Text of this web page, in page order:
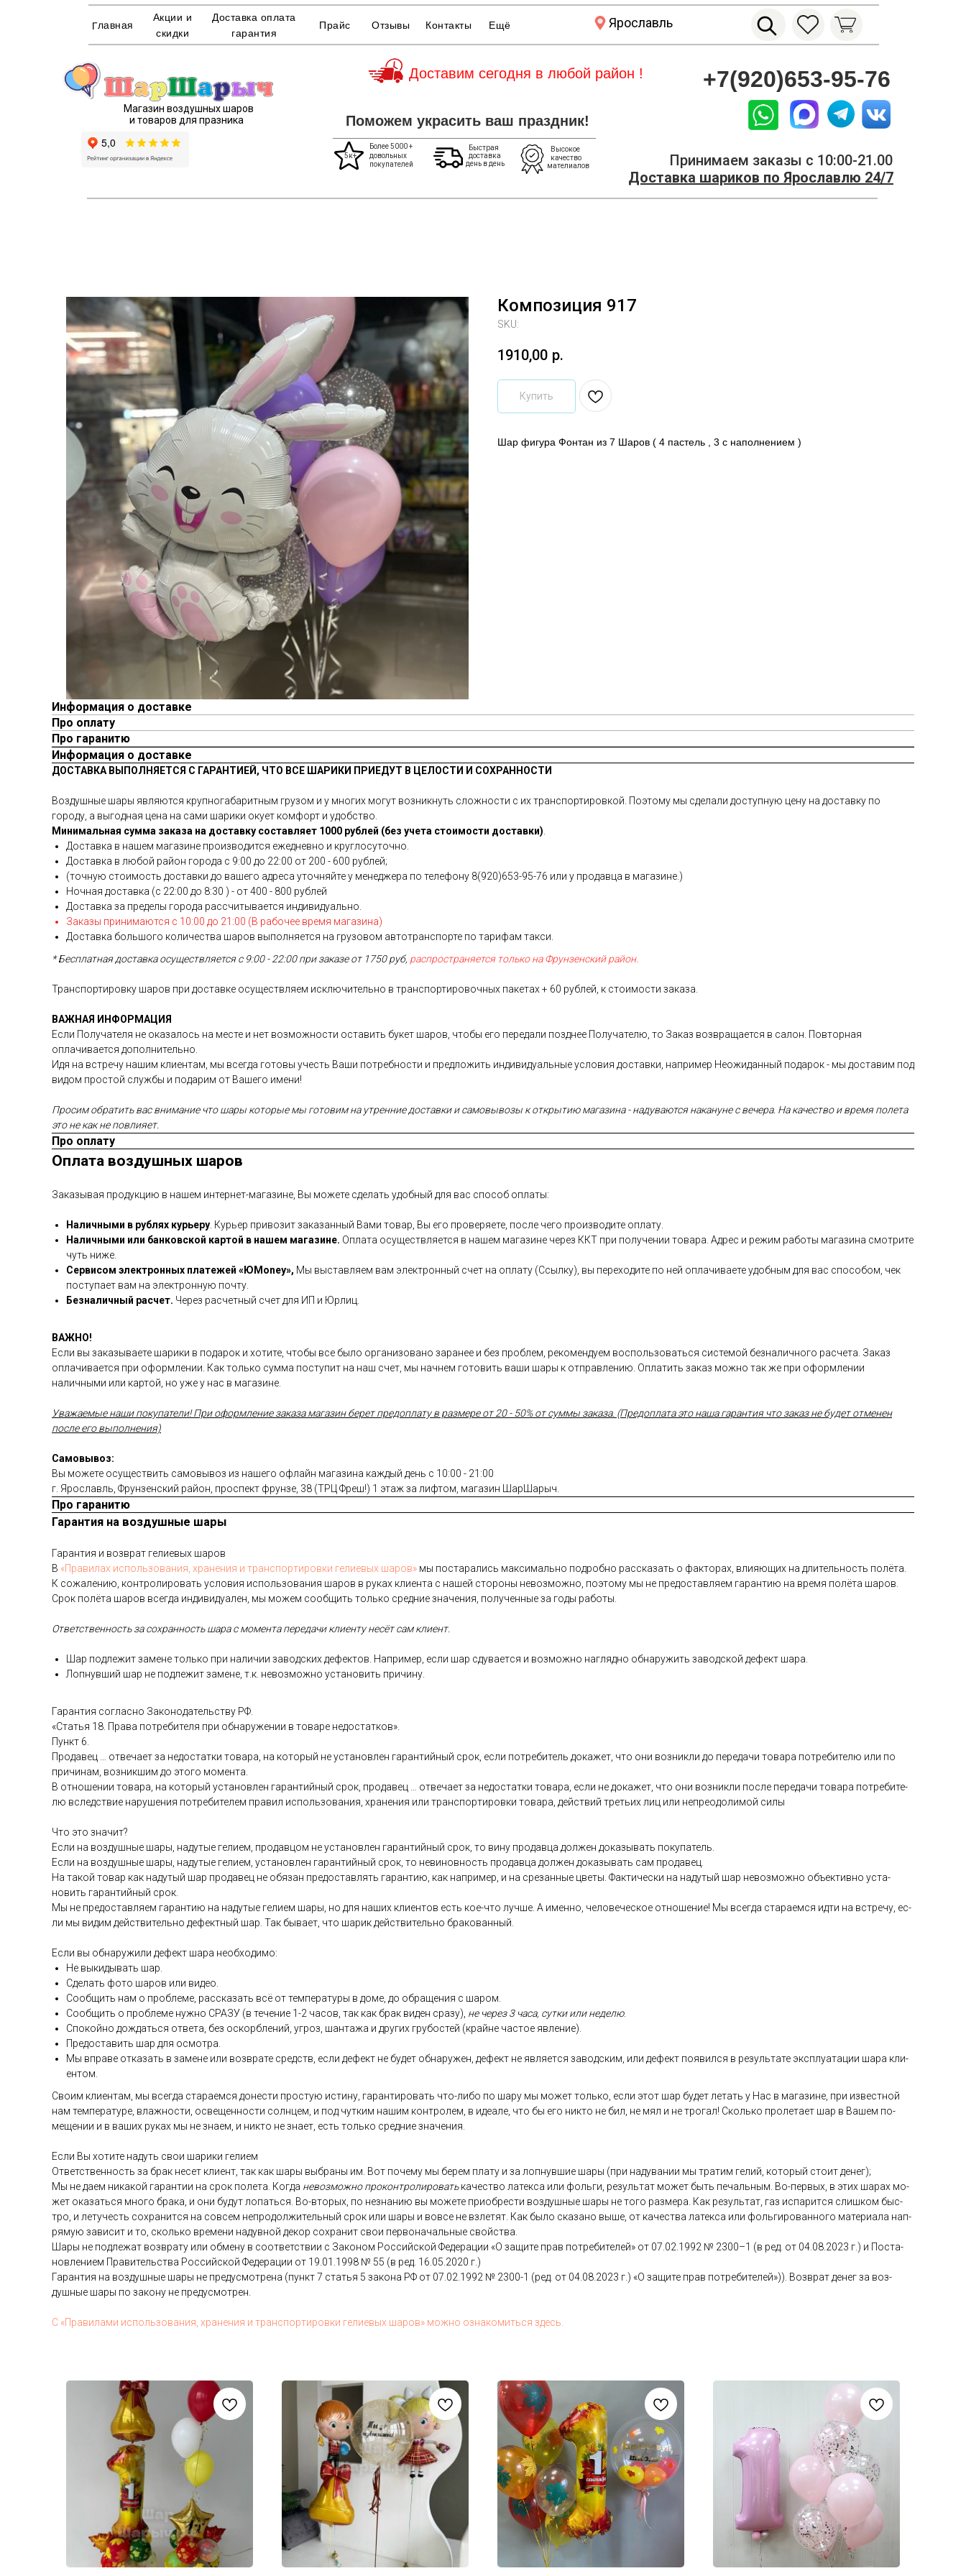
Главная Прайс
Доставка оплата
гарантия
Отзывы Контакты
Акции и
скидки
Ярославль
Ещё
+7(920)653-95-76
Принимаем заказы с 10:00-21.00
Доставка шариков по Ярославлю 24/7
Магазин воздушных шаров
и товаров для празника
довольных
5к+
покупателей
Быстрая
доставка
Более 5000 +
Высокое
качество
Поможем украсить ваш праздник!
мателиалов
день в день
Доставим сегодня в любой район !
Композиция 917
SKU:
1910,00 р.
Купить
Шар фигура Фонтан из 7 Шаров ( 4 пастель , 3 с наполнением )
Информация о доставке
Про оплату
Про гаранитю
Информация о доставке
ДОСТАВКА ВЫПОЛНЯЕТСЯ С ГАРАНТИЕЙ, ЧТО ВСЕ ШАРИКИ ПРИЕДУТ В ЦЕЛОСТИ И СОХРАННОСТИ
Воздушные шары являются крупногабаритным грузом и у многих могут возникнуть сложности с их транспортировкой. Поэтому мы сделали доступную цену на доставку по
городу, а выгодная цена на сами шарики окует комфорт и удобство.
Минимальная сумма заказа на доставку составляет 1000 рублей (без учета стоимости доставки)
Доставка в нашем магазине производится ежедневно и круглосуточно.
Доставка в любой район города c 9:00 до 22:00 от 200 - 600 рублей;
(точную стоимость доставки до вашего адреса уточняйте у менеджера по телефону 8(920)653-95-76 или у продавца в магазине.)
Ночная доставка (с 22:00 до 8:30 ) - от 400 - 800 рублей
Доставка за пределы города рассчитывается индивидуально.
Заказы принимаются с 10:00 до 21:00 (В рабочее время магазина)
Доставка большого количества шаров выполняется на грузовом автотранспорте по тарифам такси.
* Бесплатная доставка осуществляется с 9:00 - 22:00 при заказе от 1750 руб, распространяется только на Фрунзенский район.
Транспортировку шаров при доставке осуществляем исключительно в транспортировочных пакетах + 60 рублей, к стоимости заказа.
ВАЖНАЯ ИНФОРМАЦИЯ
Если Получателя не оказалось на месте и нет возможности оставить букет шаров, чтобы его передали позднее Получателю, то Заказ возвращается в салон. Повторная
оплачивается дополнительно.
Идя на встречу нашим клиентам, мы всегда готовы учесть Ваши потребности и предложить индивидуальные условия доставки, например Неожиданный подарок - мы доставим под
видом простой службы и подарим от Вашего имени!
Просим обратить вас внимание что шары которые мы готовим на утренние доставки и самовывозы к открытию магазина - надуваются накануне с вечера. На качество и время полета
это не как не повлияет.
Про оплату
Оплата воздушных шаров
Заказывая продукцию в нашем интернет-магазине, Вы можете сделать удобный для вас способ оплаты:
Наличными в рублях курьеру . Курьер привозит заказанный Вами товар, Вы его проверяете, после чего производите оплату.
Наличными или банковской картой в нашем магазине. Оплата осуществляется в нашем магазине через ККТ при получении товара. Адрес и режим работы магазина смотрите
чуть ниже.
Сервисом электронных платежей «ЮMoney», Мы выставляем вам электронный счет на оплату (Ссылку), вы переходите по ней оплачиваете удобным для вас способом, чек
поступает вам на электронную почту.
Безналичный расчет. Через расчетный счет для ИП и Юрлиц.
ВАЖНО!
Если вы заказываете шарики в подарок и хотите, чтобы все было организовано заранее и без проблем, рекомендуем воспользоваться системой безналичного расчета. Заказ
оплачивается при оформлении. Как только сумма поступит на наш счет, мы начнем готовить ваши шары к отправлению. Оплатить заказ можно так же при оформлении
наличными или картой, но уже у нас в магазине.
Уважаемые наши покупатели! При оформление заказа магазин берет предоплату в размере от 20 - 50% от суммы заказа. (Предоплата это наша гарантия что заказ не будет отменен
после его выполнения)
Самовывоз:
Вы можете осуществить самовывоз из нашего офлайн магазина каждый день с 10:00 - 21:00
г. Ярославль, Фрунзенский район, проспект фрунзе, 38 (ТРЦ Фреш!) 1 этаж за лифтом, магазин ШарШарыч.
Про гаранитю
Гарантия на воздушные шары
Га­ран­тия и воз­врат ге­ли­евых ша­ров
В «Пра­ви­лах ис­поль­зо­ва­ния, хра­не­ния и тран­спор­ти­ров­ки ге­ли­евых ша­ров» мы пос­та­рались мак­си­маль­но под­робно рас­ска­зать о фак­то­рах, вли­яющих на дли­тель­ность по­лёта.
К со­жале­нию, кон­тро­лиро­вать ус­ло­вия ис­поль­зо­вания ша­ров в ру­ках кли­ен­та с на­шей сто­роны не­воз­можно, по­это­му мы не пре­дос­тавля­ем га­ран­тию на вре­мя по­лёта ша­ров.
Срок по­лёта ша­ров всег­да ин­ди­виду­ален, мы мо­жем со­об­щить толь­ко сред­ние зна­чения, по­лучен­ные за го­ды ра­боты.
От­ветс­твен­ность за сох­ранность ша­ра с мо­мен­та пе­реда­чи кли­ен­ту не­сёт сам кли­ент.
Шар под­ле­жит за­мене толь­ко при на­личии за­вод­ских де­фек­тов. Нап­ри­мер, ес­ли шар сду­ва­ет­ся и воз­можно наг­лядно об­на­ружить за­вод­ской де­фект ша­ра.
Лоп­нувший шар не под­ле­жит за­мене, т.к. не­воз­можно ус­та­новить при­чину.
Га­ран­тия сог­ласно За­коно­датель­ству РФ.
«Статья 18. Пра­ва пот­ре­бите­ля при об­на­руже­нии в то­варе не­дос­татков».
Пункт 6.
Про­давец … от­ве­ча­ет за не­дос­татки то­вара, на ко­торый не ус­та­нов­лен га­ран­тий­ный срок, ес­ли пот­ре­битель до­кажет, что они воз­никли до пе­реда­чи то­вара пот­ре­бите­лю или по
при­чинам, воз­никшим до это­го мо­мен­та.
В от­но­шении то­вара, на ко­торый ус­та­нов­лен га­ран­тий­ный срок, про­давец … от­ве­ча­ет за не­дос­татки то­вара, ес­ли не до­кажет, что они воз­никли пос­ле пе­реда­чи то­вара пот­ре­бите­
лю вследс­твие на­руше­ния пот­ре­бите­лем пра­вил ис­поль­зо­вания, хра­нения или тран­спор­ти­ров­ки то­вара, дей­ствий треть­их лиц или неп­ре­одо­лимой си­лы
Что это зна­чит?
Ес­ли на воз­душные ша­ры, на­дутые ге­ли­ем, про­дав­цом не ус­та­нов­лен га­ран­тий­ный срок, то ви­ну про­дав­ца дол­жен до­казы­вать по­купа­тель.
Ес­ли на воз­душные ша­ры, на­дутые ге­ли­ем, ус­та­нов­лен га­ран­тий­ный срок, то не­винов­ность про­дав­ца дол­жен до­казы­вать сам про­давец.
На та­кой то­вар как на­дутый шар про­давец не обя­зан пре­дос­тавлять га­ран­тию, как нап­ри­мер, и на сре­зан­ные цве­ты. Фак­ти­чес­ки на на­дутый шар не­воз­можно объ­ек­тивно ус­та­
новить га­ран­тий­ный срок.
Мы не пре­дос­тавля­ем га­ран­тию на на­дутые ге­ли­ем ша­ры, но для на­ших кли­ен­тов есть кое-что луч­ше. А имен­но, че­лове­чес­кое от­но­шение! Мы всег­да ста­ра­ем­ся ид­ти на встре­чу, ес­
ли мы ви­дим дей­стви­тель­но де­фек­тный шар. Так бы­ва­ет, что ша­рик дей­стви­тель­но бра­кован­ный.
Ес­ли вы об­на­ружи­ли де­фект ша­ра не­об­хо­димо:
Не вы­киды­вать шар.
Сде­лать фо­то ша­ров или ви­део.
Со­об­щить нам о проб­ле­ме, рас­ска­зать всё от тем­пе­рату­ры в до­ме, до об­ра­щения с ша­ром.
Со­об­щить о проб­ле­ме нуж­но СРА­ЗУ (в те­чение 1-2 ча­сов, так как брак ви­ден сра­зу), не че­рез 3 ча­са, сут­ки или не­делю.
Спо­кой­но дож­дать­ся от­ве­та, без ос­кор­бле­ний, уг­роз, шан­та­жа и дру­гих гру­бос­тей (край­не час­тое яв­ле­ние).
Пре­дос­та­вить шар для ос­мотра.
Мы впра­ве от­ка­зать в за­мене или воз­вра­те средств, ес­ли де­фект не бу­дет об­на­ружен, де­фект не яв­ля­ет­ся за­вод­ским, или де­фект по­явил­ся в ре­зуль­та­те экс­плу­ата­ции ша­ра кли­
ен­том.
Сво­им кли­ен­там, мы всег­да ста­ра­ем­ся до­нес­ти прос­тую ис­ти­ну, га­ран­ти­ровать что-ли­бо по ша­ру мы мо­жет толь­ко, ес­ли этот шар бу­дет ле­тать у Нас в ма­гази­не, при из­вес­тной
нам тем­пе­рату­ре, влаж­ности, ос­ве­щен­ности сол­нцем, и под чут­ким на­шим кон­тро­лем, в иде­але, что бы его ник­то не бил, не мял и не тро­гал! Сколь­ко про­лета­ет шар в Ва­шем по­
меще­нии и в ва­ших ру­ках мы не зна­ем, и ник­то не зна­ет, есть толь­ко сред­ние зна­чения.
Ес­ли Вы хо­тите на­дуть свои ша­рики ге­ли­ем
От­ветс­твен­ность за брак не­сет кли­ент, так как ша­ры выб­ра­ны им. Вот по­чему мы бе­рем пла­ту и за лоп­нувшие ша­ры (при на­дува­нии мы тра­тим ге­лий, ко­торый сто­ит де­нег);
Мы не да­ем ни­какой га­ран­тии на срок по­лета. Ког­да не­воз­можно про­кон­тро­лиро­ватька­чес­тво ла­тек­са или фоль­ги, ре­зуль­тат мо­жет быть пе­чаль­ным. Во-пер­вых, в этих ша­рах мо­
жет ока­зать­ся мно­го бра­ка, и они бу­дут ло­пать­ся. Во-вто­рых, по нез­на­нию вы мо­жете при­об­рести воз­душные ша­ры не то­го раз­ме­ра. Как ре­зуль­тат, газ ис­па­рит­ся слиш­ком быс­
тро, и ле­тучесть сох­ра­нит­ся на сов­сем неп­ро­дол­жи­тель­ный срок или ша­ры и вов­се не взле­тят. Как бы­ло ска­зано вы­ше, от ка­чес­тва ла­тек­са или фоль­ги­рован­но­го ма­тери­ала нап­
ря­мую за­висит и то, сколь­ко вре­мени на­дув­ной де­кор сох­ра­нит свои пер­во­началь­ные свой­ства.
Ша­ры не под­ле­жат воз­вра­ту или об­ме­ну в со­от­ветс­твии с За­коном Рос­сий­ской Фе­дера­ции «О за­щите прав пот­ре­бите­лей» от 07.02.1992 № 2300–1 (в ред. от 04.08.2023 г.) и Пос­та­
нов­ле­ни­ем Пра­витель­ства Рос­сий­ской Фе­дера­ции от 19.01.1998 № 55 (в ред. 16.05.2020 г.)
Га­ран­тия на воз­душные ша­ры не пре­дус­мотре­на (пункт 7 статья 5 за­кона РФ от 07.02.1992 № 2300-1 (ред. от 04.08.2023 г.) «О за­щите прав пот­ре­бите­лей»)). Воз­врат де­нег за воз­
душные ша­ры по за­кону не пре­дус­мотрен.
С «Пра­вила­ми ис­поль­зо­вания, хра­нения и тран­спор­ти­ров­ки ге­ли­евых ша­ров» мож­но оз­на­комить­ся здесь.